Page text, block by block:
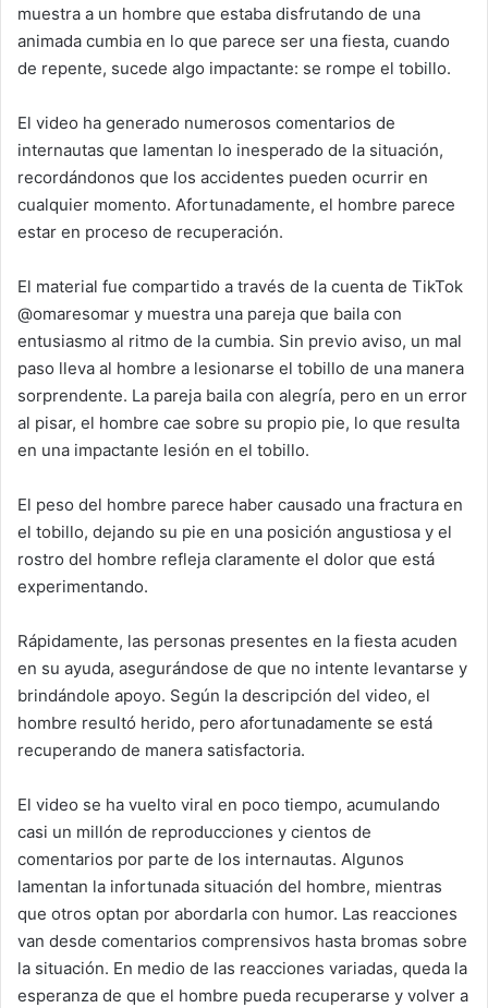
muestra a un hombre que estaba disfrutando de una
animada cumbia en lo que parece ser una fiesta, cuando
de repente, sucede algo impactante: se rompe el tobillo.
El video ha generado numerosos comentarios de
internautas que lamentan lo inesperado de la situación,
recordándonos que los accidentes pueden ocurrir en
cualquier momento. Afortunadamente, el hombre parece
estar en proceso de recuperación.
El material fue compartido a través de la cuenta de TikTok
@omaresomar y muestra una pareja que baila con
entusiasmo al ritmo de la cumbia. Sin previo aviso, un mal
paso lleva al hombre a lesionarse el tobillo de una manera
sorprendente. La pareja baila con alegría, pero en un error
al pisar, el hombre cae sobre su propio pie, lo que resulta
en una impactante lesión en el tobillo.
El peso del hombre parece haber causado una fractura en
el tobillo, dejando su pie en una posición angustiosa y el
rostro del hombre refleja claramente el dolor que está
experimentando.
Rápidamente, las personas presentes en la fiesta acuden
en su ayuda, asegurándose de que no intente levantarse y
brindándole apoyo. Según la descripción del video, el
hombre resultó herido, pero afortunadamente se está
recuperando de manera satisfactoria.
El video se ha vuelto viral en poco tiempo, acumulando
casi un millón de reproducciones y cientos de
comentarios por parte de los internautas. Algunos
lamentan la infortunada situación del hombre, mientras
que otros optan por abordarla con humor. Las reacciones
van desde comentarios comprensivos hasta bromas sobre
la situación. En medio de las reacciones variadas, queda la
esperanza de que el hombre pueda recuperarse y volver a